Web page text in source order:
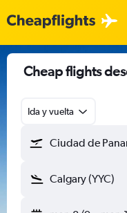
Cheap flights
Ida y vuelta
Ciudad de
Calgary (YYC)